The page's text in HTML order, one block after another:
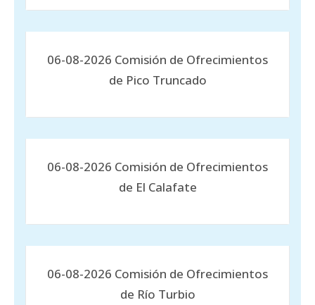
06-08-2026 Comisión de Ofrecimientos
de Pico Truncado
06-08-2026 Comisión de Ofrecimientos
de El Calafate
06-08-2026 Comisión de Ofrecimientos
de Río Turbio